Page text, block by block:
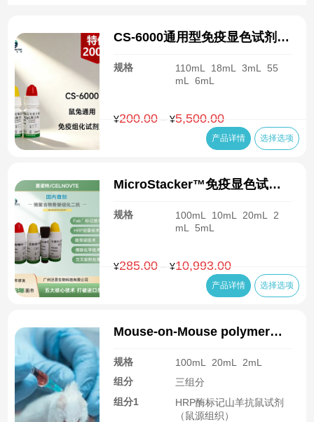
CS-6000通用型免疫显色试剂盒
规格 110mL 18mL 3mL
55
mL
6mL
¥200.00 ¥5,500.00价
格
¥200.00
至
产品详情 选择选项
MicroStacker™免疫显色试剂
规格 100mL 10mL 20mL
2
mL
5mL
¥285.00 ¥10,993.00价
格
范
至
产品详情 选择选项
Mouse-on-Mouse polymer免
规格 100mL 20mL
2mL
组分
三组分
组分1
HRP酶标记山羊抗鼠试剂
（鼠源组织）